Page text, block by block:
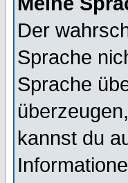
Der
Sprache
Sprache
kannst du